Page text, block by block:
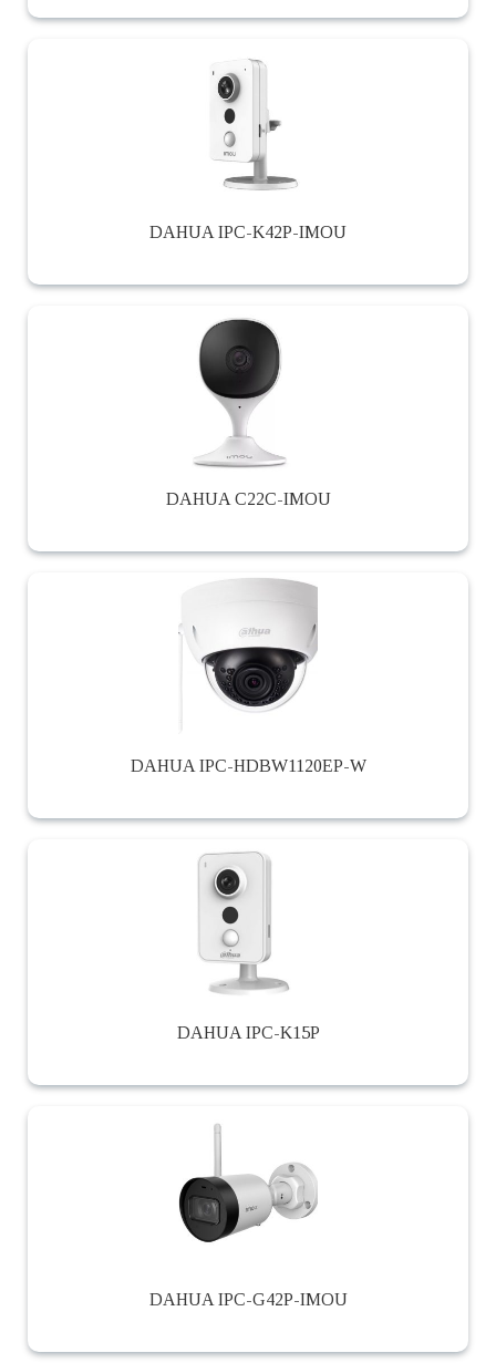
DAHUA IPC-K42P-IMOU
DAHUA C22C-IMOU
DAHUA IPC-HDBW1120EP-W
DAHUA IPC-K15P
DAHUA IPC-G42P-IMOU